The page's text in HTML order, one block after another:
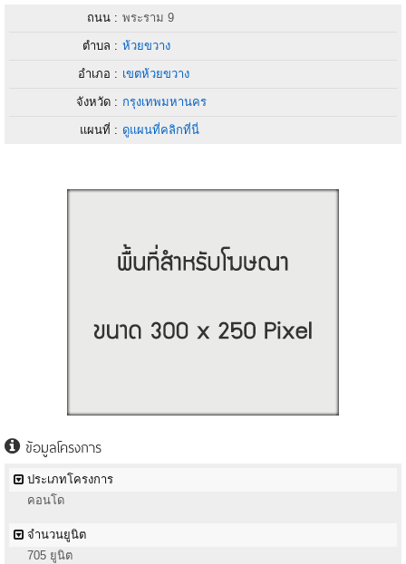
ถนน : พระราม 9
ตำบล : ห้วยขวาง
อำเภอ : เขตห้วยขวาง
จังหวัด : กรุงเทพมหานคร
แผนที่ : ดูแผนที่คลิกที่นี่
ข้อมูลโครงการ
ประเภทโครงการ
คอนโด
จำนวนยูนิต
705 ยูนิต